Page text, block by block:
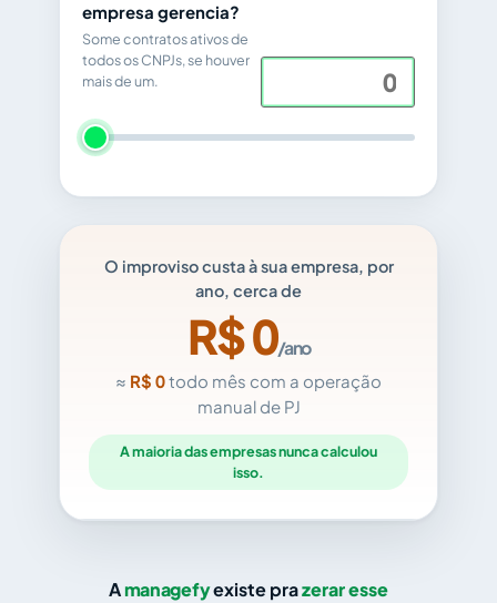
empresa gerencia?
Some contratos ativos de
todos os CNPJs, se houver
mais de um.
O improviso custa à sua empresa, por
ano, cerca de
R$0/ano
≈ R$ 0todo mês com a operação
manual de PJ
A maioria das empresas nunca calculou
isso.
Amanagefyexiste prazerar esse